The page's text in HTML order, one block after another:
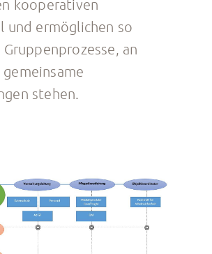
kooperativen
und ermöglichen so
an
stehen.